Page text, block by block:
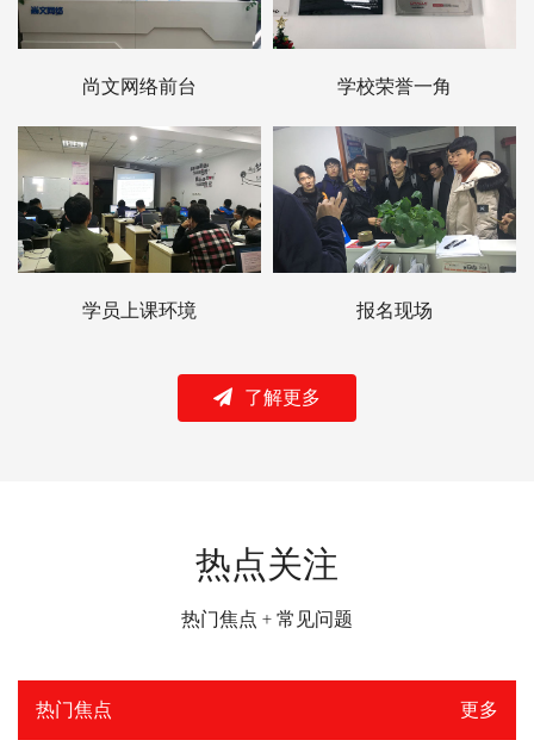
尚文网络前台 学校荣誉一角
学员上课环境 报名现场
了解更多
热点关注
热门焦点 + 常见问题
热门焦点 更多